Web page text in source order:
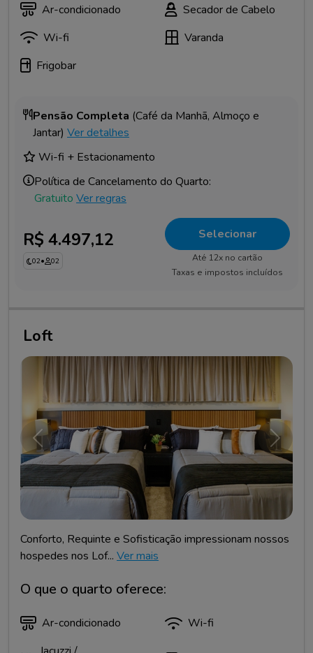
Ar-condicionado
Secador de Cabelo
Wi-fi
Varanda
Frigobar
Pensão Completa (Café da Manhã, Almoço e
Jantar) Ver detalhes
Wi-fi + Estacionamento
Política de Cancelamento do Quarto:
Gratuito Ver regras
R$ 4.497,12
02• 02
Selecionar
Até 12x no cartão
Taxas e impostos incluídos
Loft
Anterior
Conforto, Requinte e Sofisticação impressionam nossos
hospedes nos Lof... Ver mais
O que o quarto oferece:
Ar-condicionado
Wi-fi